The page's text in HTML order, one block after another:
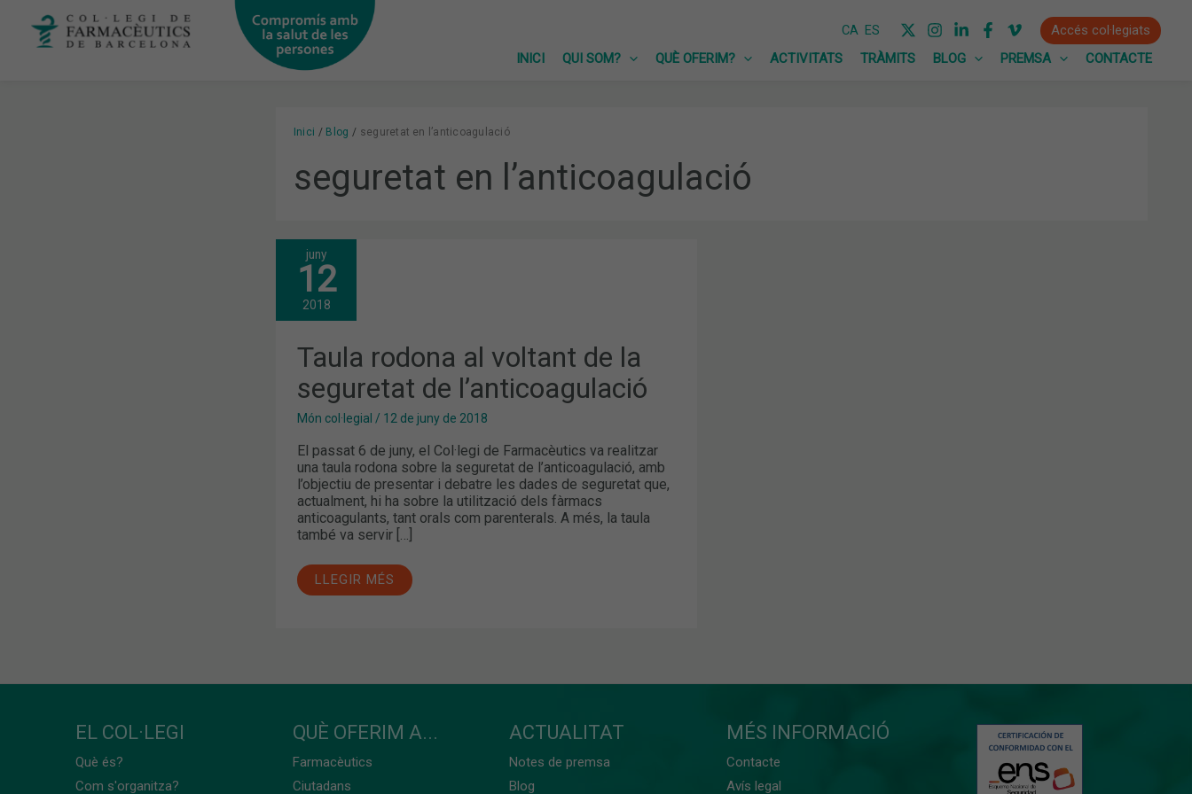
CA ES
Accés col·legiats
INICI
QUI SOM? QUÈ OFERIM? ACTIVITATS TRÀMITS BLOG PREMSA CONTACTE
Inici Blog seguretat en l’anticoagulació
seguretat en l’anticoagulació
juny
12
2018
Taula rodona al voltant de la
seguretat de l’anticoagulació
Món col·legial / 12 de juny de 2018
El passat 6 de juny, el Col·legi de Farmacèutics va realitzar
una taula rodona sobre la seguretat de l’anticoagulació, amb
l’objectiu de presentar i debatre les dades de seguretat que,
actualment, hi ha sobre la utilització dels fàrmacs
anticoagulants, tant orals com parenterals. A més, la taula
també va servir […]
TAULA
RODONA
AL
VOLTANT
DE
SEGURETAT
DE
L’ANTICOAGULACIÓ
LLEGIR MÉS
EL COL·LEGI
Què és?
Com s'organitza?
QUÈ OFERIM A...
Farmacèutics
Ciutadans
ACTUALITAT
Notes de premsa
Blog
MÉS INFORMACIÓ
Contacte
Avís legal